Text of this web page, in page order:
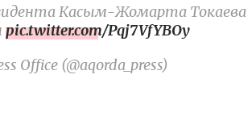
Касым-Жомарта Токаева
pic.twitter.com/Pqj7VfYBOy
Office (@aqorda_press)